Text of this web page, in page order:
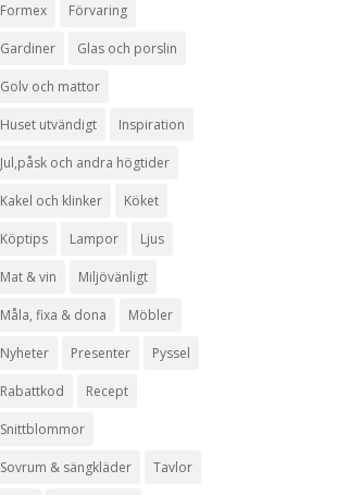
Formex Förvaring
Gardiner Glas och porslin
Golv och mattor
Huset utvändigt Inspiration
Jul,påsk och andra högtider
Kakel och klinker Köket
Köptips Lampor Ljus
Mat & vin Miljövänligt
Måla, fixa & dona Möbler
Nyheter Presenter Pyssel
Rabattkod Recept
Snittblommor
Sovrum & sängkläder Tavlor